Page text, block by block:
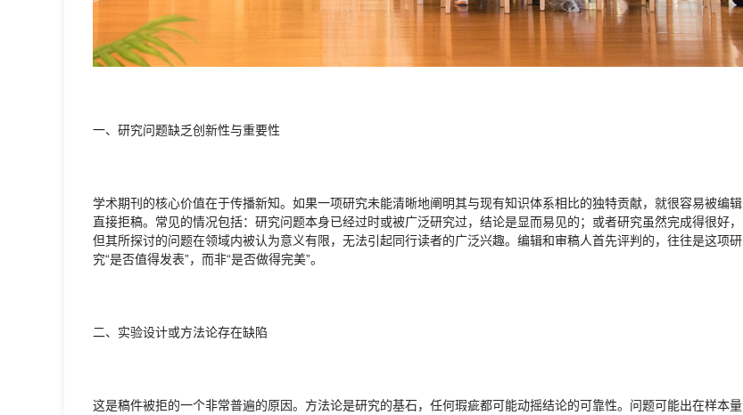
一、研究问题缺乏创新性与重要性
学术期刊的核心价值在于传播新知。如果一项研究未能清晰地阐明其与现有知识体系相比的独特贡献，就很容易被编辑
直接拒稿。常见的情况包括：研究问题本身已经过时或被广泛研究过，结论是显而易见的；或者研究虽然完成得很好，
但其所探讨的问题在领域内被认为意义有限，无法引起同行读者的广泛兴趣。编辑和审稿人首先评判的，往往是这项研
究“是否值得发表”，而非“是否做得完美”。
二、实验设计或方法论存在缺陷
这是稿件被拒的一个非常普遍的原因。方法论是研究的基石，任何瑕疵都可能动摇结论的可靠性。问题可能出在样本量